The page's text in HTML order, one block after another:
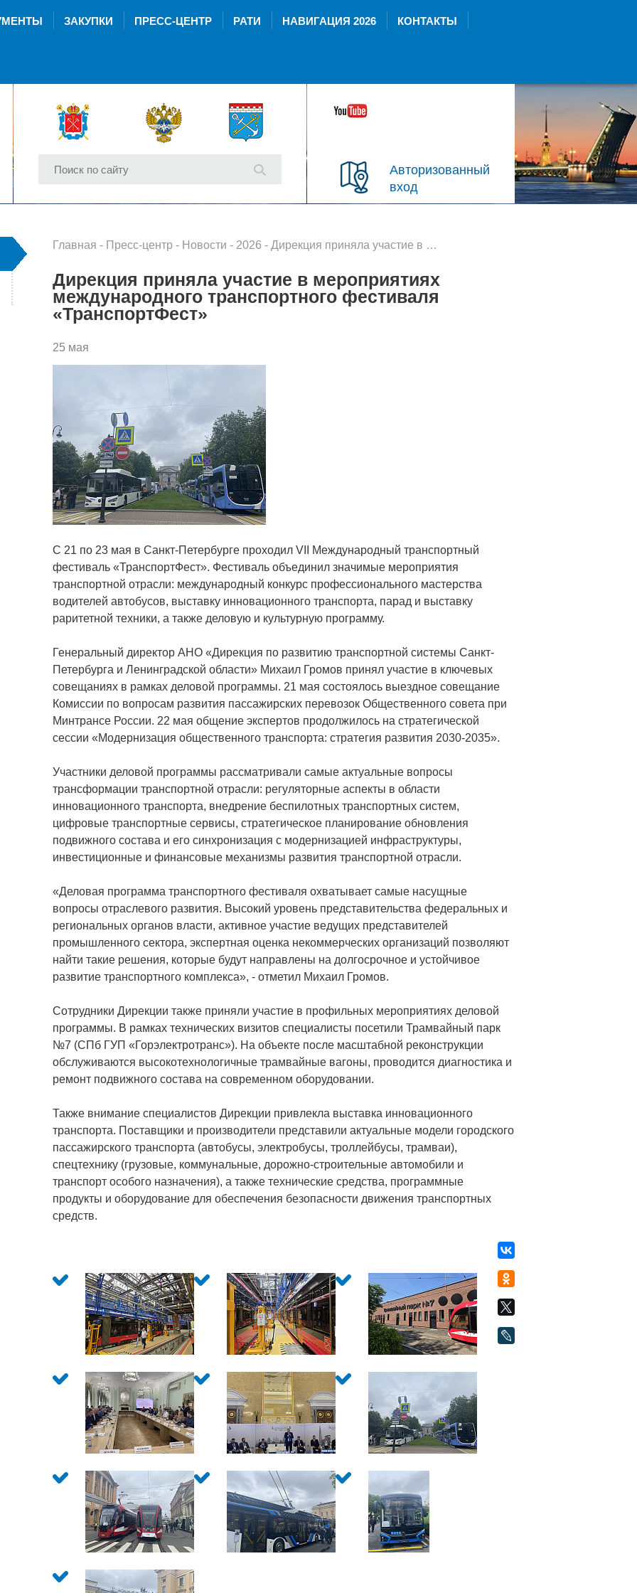
ЗАКУПКИ ПРЕСС-ЦЕНТР РАТИ НАВИГАЦИЯ 2026 КОНТАКТЫ
Авторизованный
вход
Главная - Пресс-центр - Новости - 2026 - Дирекция приняла участие в мероприятиях международного транспортного фестиваля «ТранспортФест»
Дирекция приняла участие в мероприятиях
международного транспортного фестиваля
«ТранспортФест»
25 мая
С 21 по 23 мая в Санкт-Петербурге проходил VII Международный транспортный
фестиваль «ТранспортФест». Фестиваль объединил значимые мероприятия
транспортной отрасли: международный конкурс профессионального мастерства
водителей автобусов, выставку инновационного транспорта, парад и выставку
раритетной техники, а также деловую и культурную программу.
Генеральный директор АНО «Дирекция по развитию транспортной системы Санкт-
Петербурга и Ленинградской области» Михаил Громов принял участие в ключевых
совещаниях в рамках деловой программы. 21 мая состоялось выездное совещание
Комиссии по вопросам развития пассажирских перевозок Общественного совета при
Минтрансе России. 22 мая общение экспертов продолжилось на стратегической
сессии «Модернизация общественного транспорта: стратегия развития 2030-2035».
Участники деловой программы рассматривали самые актуальные вопросы
трансформации транспортной отрасли: регуляторные аспекты в области
инновационного транспорта, внедрение беспилотных транспортных систем,
цифровые транспортные сервисы, стратегическое планирование обновления
подвижного состава и его синхронизация с модернизацией инфраструктуры,
инвестиционные и финансовые механизмы развития транспортной отрасли.
«Деловая программа транспортного фестиваля охватывает самые насущные
вопросы отраслевого развития. Высокий уровень представительства федеральных и
региональных органов власти, активное участие ведущих представителей
промышленного сектора, экспертная оценка некоммерческих организаций позволяют
найти такие решения, которые будут направлены на долгосрочное и устойчивое
развитие транспортного комплекса», - отметил Михаил Громов.
Сотрудники Дирекции также приняли участие в профильных мероприятиях деловой
программы. В рамках технических визитов специалисты посетили Трамвайный парк
№7 (СПб ГУП «Горэлектротранс»). На объекте после масштабной реконструкции
обслуживаются высокотехнологичные трамвайные вагоны, проводится диагностика и
ремонт подвижного состава на современном оборудовании.
Также внимание специалистов Дирекции привлекла выставка инновационного
транспорта. Поставщики и производители представили актуальные модели городского
пассажирского транспорта (автобусы, электробусы, троллейбусы, трамваи),
спецтехнику (грузовые, коммунальные, дорожно-строительные автомобили и
транспорт особого назначения), а также технические средства, программные
продукты и оборудование для обеспечения безопасности движения транспортных
средств.